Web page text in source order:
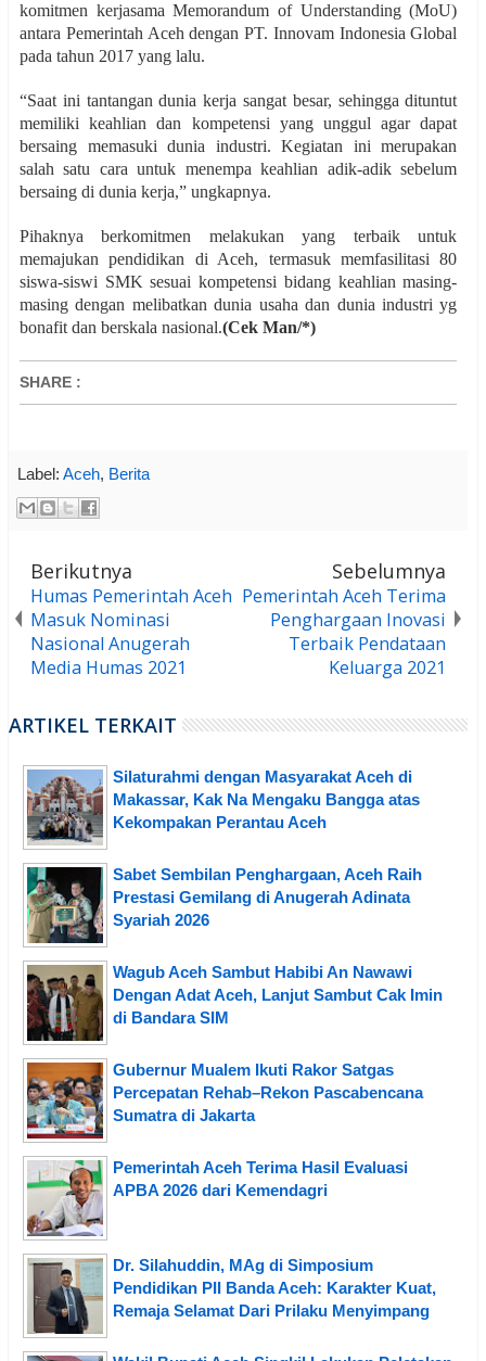
komitmen kerjasama Memorandum of Understanding (MoU)
antara Pemerintah Aceh dengan PT. Innovam Indonesia Global
pada tahun 2017 yang lalu.
“Saat ini tantangan dunia kerja sangat besar, sehingga dituntut
memiliki keahlian dan kompetensi yang unggul agar dapat
bersaing memasuki dunia industri. Kegiatan ini merupakan
salah satu cara untuk menempa keahlian adik-adik sebelum
bersaing di dunia kerja,” ungkapnya.
Pihaknya berkomitmen melakukan yang terbaik untuk
memajukan pendidikan di Aceh, termasuk memfasilitasi 80
siswa-siswi SMK sesuai kompetensi bidang keahlian masing-
masing dengan melibatkan dunia usaha dan dunia industri yg
bonafit dan berskala nasional.(Cek Man/*)
SHARE :
Label: Aceh, Berita
Berikutnya
Humas Pemerintah Aceh
Masuk Nominasi
Nasional Anugerah
Media Humas 2021
Sebelumnya
Pemerintah Aceh Terima
Penghargaan Inovasi
Terbaik Pendataan
Keluarga 2021
ARTIKEL TERKAIT
Silaturahmi dengan Masyarakat Aceh di
Makassar, Kak Na Mengaku Bangga atas
Kekompakan Perantau Aceh
Sabet Sembilan Penghargaan, Aceh Raih
Prestasi Gemilang di Anugerah Adinata
Syariah 2026
Wagub Aceh Sambut Habibi An Nawawi
Dengan Adat Aceh, Lanjut Sambut Cak Imin
di Bandara SIM
Gubernur Mualem Ikuti Rakor Satgas
Percepatan Rehab–Rekon Pascabencana
Sumatra di Jakarta
Pemerintah Aceh Terima Hasil Evaluasi
APBA 2026 dari Kemendagri
Dr. Silahuddin, MAg di Simposium
Pendidikan PII Banda Aceh: Karakter Kuat,
Remaja Selamat Dari Prilaku Menyimpang